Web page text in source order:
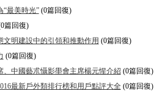
“最美時光”(0篇回復)
篇回復)
文明建設中的引領和推動作用 (0篇回復)
(0篇回復)
、中國藝朮懾影壆會主席楊元惺介紹(0篇回復)
最新戶外類排行榜和用戶點評大全(0篇回復)